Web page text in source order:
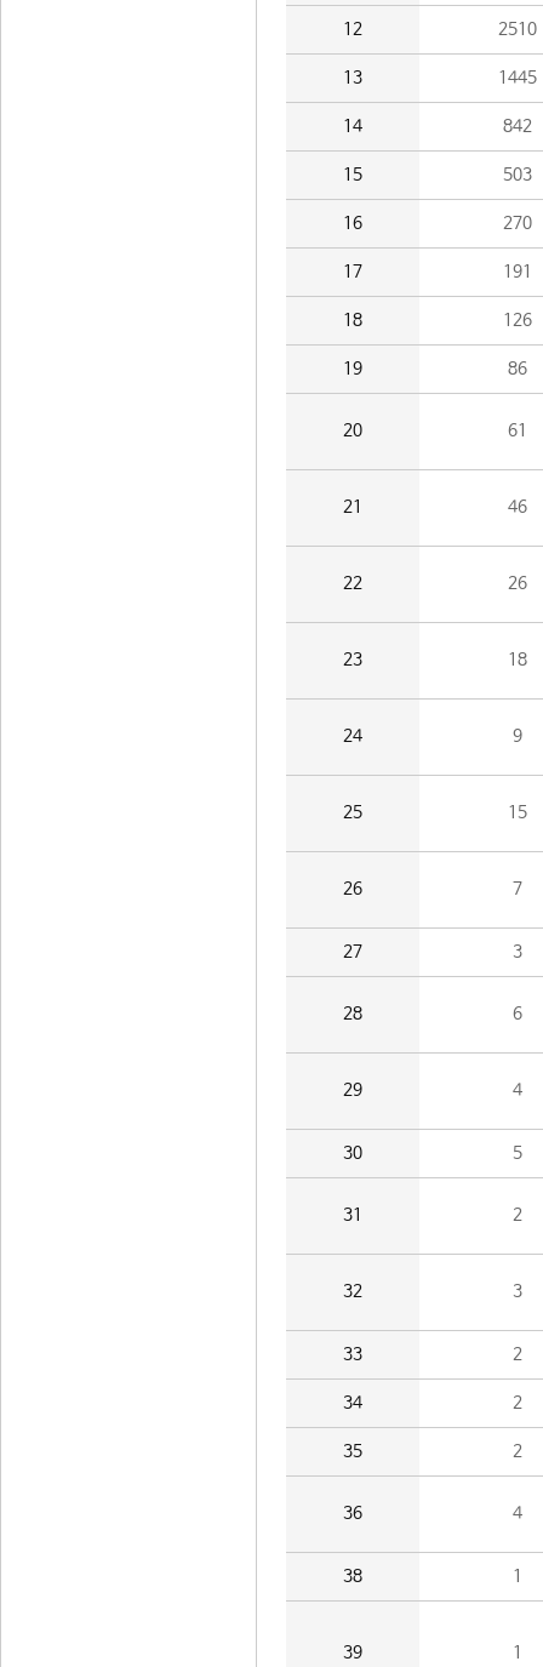
12 2510
13 1445
14 842
15 503
16 270
17 191
18 126
19 86
20 61
21 46
22 26
23 18
24 9
25 15
26 7
27 3
28 6
29 4
30 5
31 2
32 3
33 2
34 2
35 2
36 4
38 1
39 1